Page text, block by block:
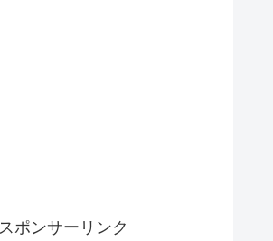
スポンサーリンク